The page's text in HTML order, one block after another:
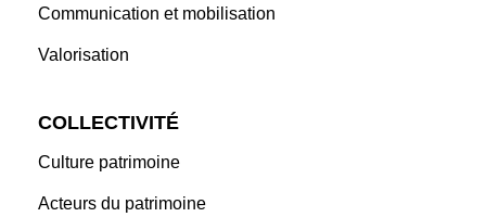
Communication et mobilisation
Valorisation
COLLECTIVITÉ
Culture patrimoine
Acteurs du patrimoine